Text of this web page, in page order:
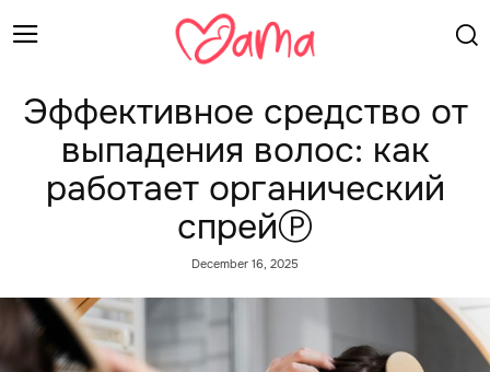
Эффективное средство от
выпадения волос: как
работает органический
спрейⓅ
December 16, 2025